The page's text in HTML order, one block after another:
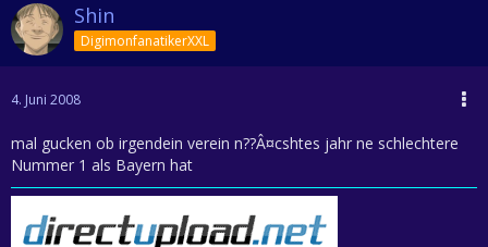
Shin
DigimonfanatikerXXL
4. Juni 2008
mal gucken ob irgendein verein n??Â¤cshtes jahr ne schlechtere
Nummer 1 als Bayern hat